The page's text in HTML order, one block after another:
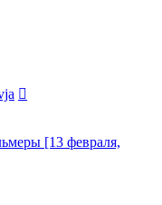
[13 февраля,